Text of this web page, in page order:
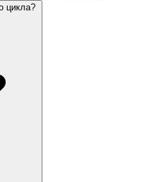
цикла?